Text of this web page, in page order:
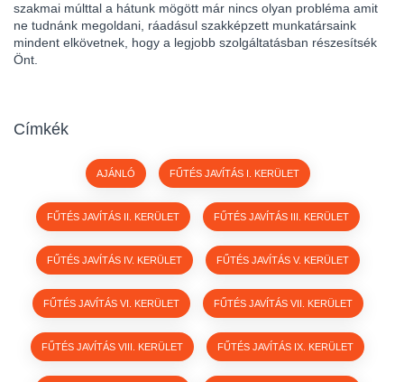
szakmai múlttal a hátunk mögött már nincs olyan probléma amit
ne tudnánk megoldani, ráadásul szakképzett munkatársaink
mindent elkövetnek, hogy a legjobb szolgáltatásban részesítsék
Önt.
Címkék
AJÁNLÓ FŰTÉS JAVÍTÁS I. KERÜLET
FŰTÉS JAVÍTÁS II. KERÜLET FŰTÉS JAVÍTÁS III. KERÜLET
FŰTÉS JAVÍTÁS IV. KERÜLET FŰTÉS JAVÍTÁS V. KERÜLET
FŰTÉS JAVÍTÁS VI. KERÜLET FŰTÉS JAVÍTÁS VII. KERÜLET
FŰTÉS JAVÍTÁS VIII. KERÜLET FŰTÉS JAVÍTÁS IX. KERÜLET